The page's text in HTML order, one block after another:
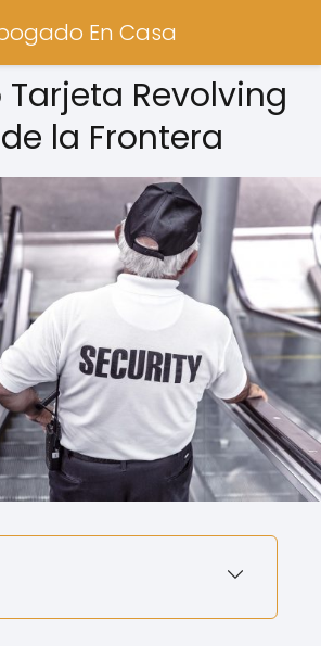
En Casa
Revolving
la Frontera